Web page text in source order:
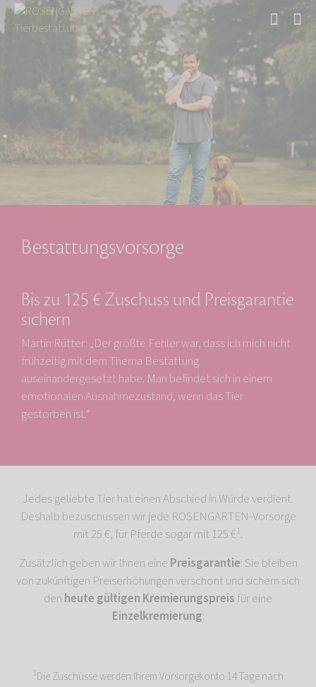
Bestattungsvorsorge
Bis zu 125 € Zuschuss und Preisgarantie
sichern
Martin Rütter: „Der größte Fehler war, dass ich mich nicht
frühzeitig mit dem Thema Bestattung
auseinandergesetzt habe. Man befindet sich in einem
emotionalen Ausnahmezustand, wenn das Tier
gestorben ist.“
Jedes geliebte Tier hat einen Abschied in Würde verdient.
Deshalb bezuschussen wir jede ROSENGARTEN-Vorsorge
mit 25 €, für Pferde sogar mit 125 €1.
Zusätzlich geben wir Ihnen eine Preisgarantie: Sie bleiben
von zukünftigen Preiserhöhungen verschont und sichern sich
den heute gültigen Kremierungspreis für eine
Einzelkremierung:
1Die Zuschüsse werden Ihrem Vorsorgekonto 14 Tage nach